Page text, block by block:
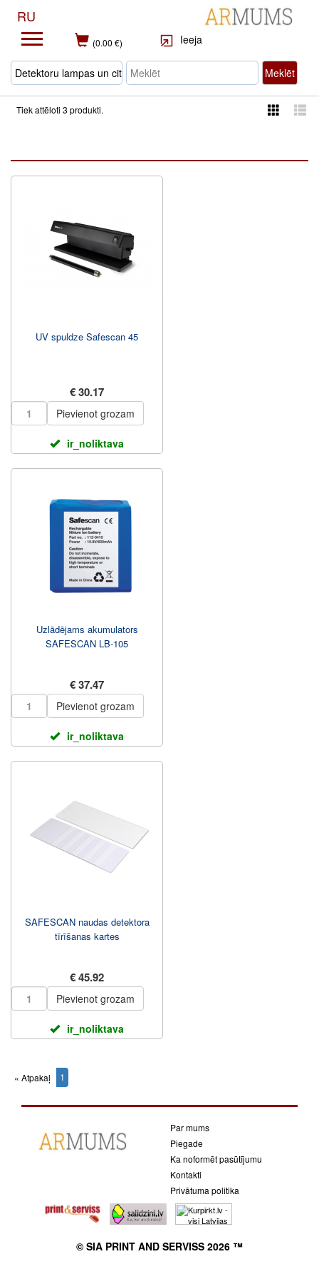
RU
(0.00 €) Ieeja
Meklēt
Tiek attēloti 3 produkti.
UV spuldze Safescan 45
€ 30.17
Pievienot grozam
ir_noliktava
Uzlādējams akumulators
SAFESCAN LB-105
€ 37.47
Pievienot grozam
ir_noliktava
SAFESCAN naudas detektora
tīrīšanas kartes
€ 45.92
Pievienot grozam
ir_noliktava
« Atpakaļ 1
Par mums
Piegade
Ka noformēt pasūtījumu
Kontakti
Privātuma politika
© SIA PRINT AND SERVISS 2026 ™